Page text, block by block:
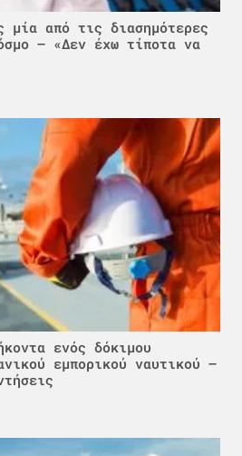
μία από τις διασημότερες
– «Δεν έχω τίποτα να
ενός δόκιμου
εμπορικού ναυτικού –